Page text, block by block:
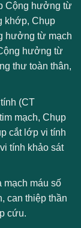
Cộng hưởng từ
khớp, Chụp
hưởng từ mạch
hưởng từ
thư toàn thân,
(CT
mạch, Chụp
cắt lớp vi tính
tính khảo sát
mạch máu số
can thiệp thần
cứu.